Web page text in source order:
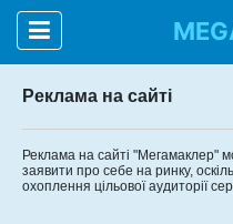
Реклама на сайті
Реклама на сайті "Мегамаклер"
заявити про себе на ринку,
охоплення цільової аудиторії